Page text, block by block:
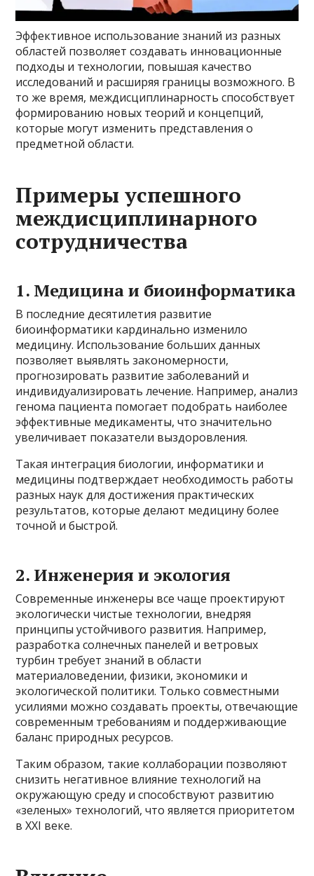
Эффективное использование знаний из разных
областей позволяет создавать инновационные
подходы и технологии, повышая качество
исследований и расширяя границы возможного. В
то же время, междисциплинарность способствует
формированию новых теорий и концепций,
которые могут изменить представления о
предметной области.
Примеры успешного
междисциплинарного
сотрудничества
1. Медицина и биоинформатика
В последние десятилетия развитие
биоинформатики кардинально изменило
медицину. Использование больших данных
позволяет выявлять закономерности,
прогнозировать развитие заболеваний и
индивидуализировать лечение. Например, анализ
генома пациента помогает подобрать наиболее
эффективные медикаменты, что значительно
увеличивает показатели выздоровления.
Такая интеграция биологии, информатики и
медицины подтверждает необходимость работы
разных наук для достижения практических
результатов, которые делают медицину более
точной и быстрой.
2. Инженерия и экология
Современные инженеры все чаще проектируют
экологически чистые технологии, внедряя
принципы устойчивого развития. Например,
разработка солнечных панелей и ветровых
турбин требует знаний в области
материаловедении, физики, экономики и
экологической политики. Только совместными
усилиями можно создавать проекты, отвечающие
современным требованиям и поддерживающие
баланс природных ресурсов.
Таким образом, такие коллаборации позволяют
снизить негативное влияние технологий на
окружающую среду и способствуют развитию
«зеленых» технологий, что является приоритетом
в XXI веке.